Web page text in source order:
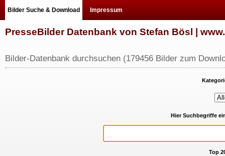
Bilder Suche & Download Impressum
PresseBilder Datenbank von Stefan Bösl |
Bilder-Datenbank durchsuchen (179456 Bilder zum
Hier Suchbegriffe
Top